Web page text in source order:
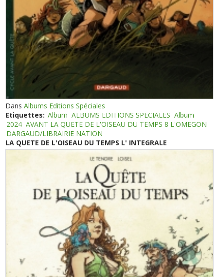
DansAlbums Editions Spéciales
Etiquettes: Album ALBUMS EDITIONS SPECIALES Album
2024 AVANT LA QUETE DE L'OISEAU DU TEMPS 8 L'OMEGON
DARGAUD/LIBRAIRIE NATION
LA QUETE DE L'OISEAU DU TEMPS L' INTEGRALE